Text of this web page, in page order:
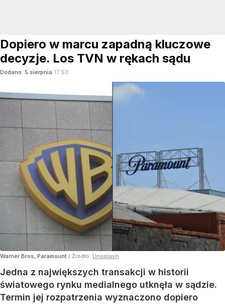
Dopiero w marcu zapadną kluczowe
decyzje. Los TVN w rękach sądu
Dodano: 5 sierpnia 17:53
Warner Bros, Paramount / Źródło: Unsplash
Jedna z największych transakcji w historii
światowego rynku medialnego utknęła w sądzie.
Termin jej rozpatrzenia wyznaczono dopiero